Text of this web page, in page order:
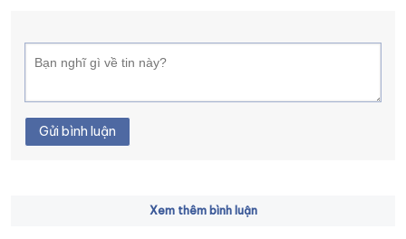
Gửi bình luận
Xem thêm bình luận